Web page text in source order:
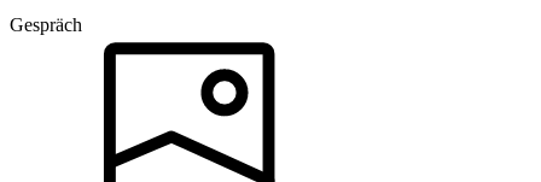
Gespräch